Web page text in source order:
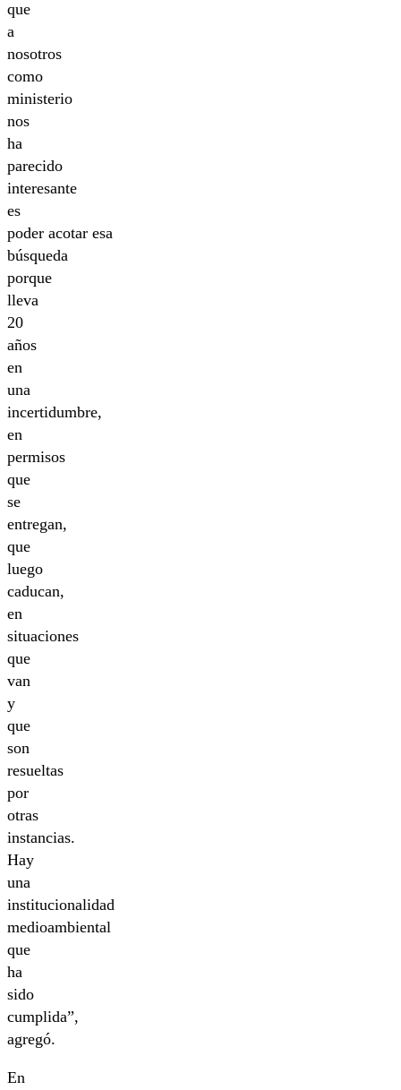
que
a
nosotros
como
ministerio
nos
ha
parecido
interesante
es
poder acotar esa
búsqueda
porque
lleva
20
años
en
una
incertidumbre,
en
permisos
que
se
entregan,
que
luego
caducan,
en
situaciones
que
van
y
que
son
resueltas
por
otras
instancias.
Hay
una
institucionalidad
medioambiental
que
ha
sido
cumplida”,
agregó.
En